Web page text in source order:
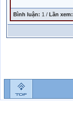
Bình luận: 1 / Lần xem: